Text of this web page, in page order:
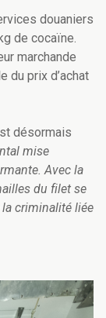
douaniers
de cocaïne.
marchande
du prix d’achat
désormais
mise
Avec la
du filet se
la criminalité liée